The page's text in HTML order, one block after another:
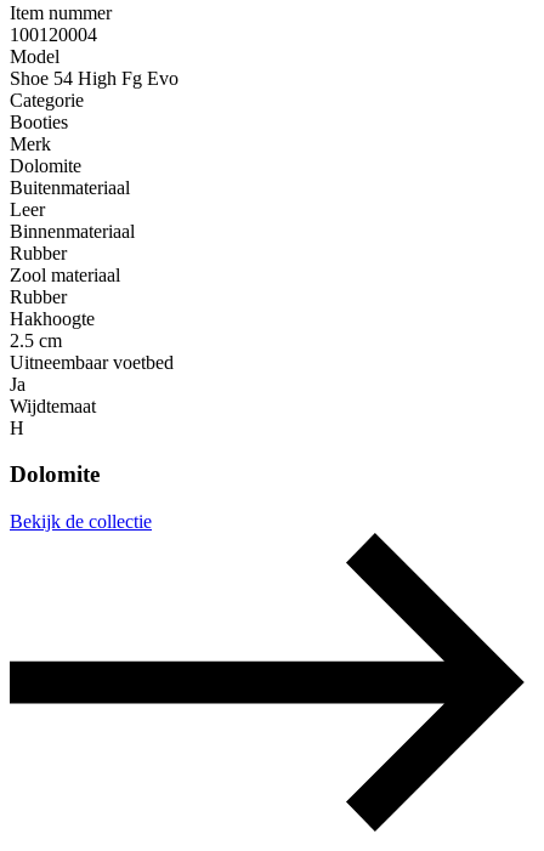
Item nummer
100120004
Model
Shoe 54 High Fg Evo
Categorie
Booties
Merk
Dolomite
Buitenmateriaal
Leer
Binnenmateriaal
Rubber
Zool materiaal
Rubber
Hakhoogte
2.5 cm
Uitneembaar voetbed
Ja
Wijdtemaat
H
Dolomite
Bekijk de collectie